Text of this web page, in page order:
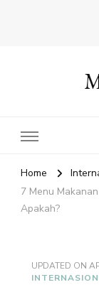
Home
7 Menu
Apakah?
UPDATED ON